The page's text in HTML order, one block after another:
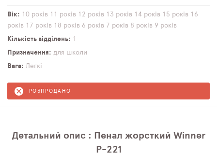
Вік 10 років 11 років 12 років 13 років 14 років 15 років 16
років 17 років 18 років 6 років 7 років 8 років 9 років
Кількість відділень
1
Призначення
для школи
Вага
Легкі
РОЗПРОДАНО
Детальний опис : Пенал жорсткий Winner
P-221